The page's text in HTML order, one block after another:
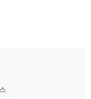
. 세인트빈센트 그레나딘
또는 CySEC와 같은 중
2월 21일에 등록되었